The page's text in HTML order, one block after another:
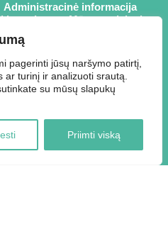
pagerinti jūsų naršymo patirtį,
turinį ir analizuoti srautą.
su mūsų slapukų
Priimti viską
Administracinė informacija
sritys
Mūsų projektai
viešoji biblioteka,
Draugystės g. 2, LT-26110
788, el.p.:
Juridinių asmenų registre,